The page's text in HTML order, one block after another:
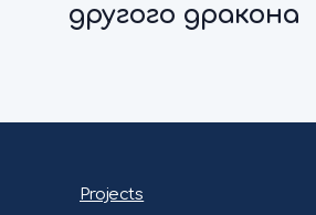
другого дракона
Projects